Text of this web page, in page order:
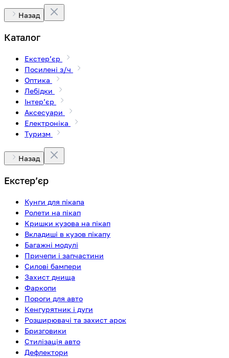
Назад
Каталог
Екстерʼєр
Посилені з/ч
Оптика
Лебідки
Інтерʼєр
Аксесуари
Електроніка
Туризм
Назад
Екстерʼєр
Кунги для пікапа
Ролети на пікап
Кришки кузова на пікап
Вкладиші в кузов пікапу
Багажні модулі
Причепи і запчастини
Силові бампери
Захист днища
Фаркопи
Пороги для авто
Кенгурятник і дуги
Розширювачі та захист арок
Бризговики
Стилізація авто
Дефлектори